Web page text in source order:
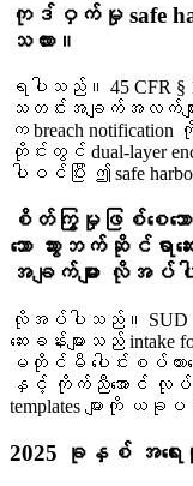
ကုဒ်ဝှက်မှု safe
သလား။
ရပါသည်။ 45 CFR §
သတင်းအချက်အလက်မျာ
က breach
တိုင်းတွင် dual-layer
ပါဝင်ပြီး ဤ safe
စိတ်ကြွမှုဖြစ်စေသေ
သော သွားဘက်ဆိုင်ရ
အချက်များ လိုအပ်ပ
လိုအပ်ပါသည်။ SUD သ
ဆေးခန်းများသည် intake
မတိုင်မီ ပေါင်းစပ်ထားသေ
နှင့် ကိုက်ညီအောင် လုပ်ဆ
templates များကို ယ
2025 ခုနှစ် အရေး